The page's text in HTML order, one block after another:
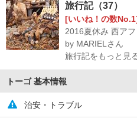
旅行記（37）
[いいね！の数
2016夏休み 西アフ
by MARIELさん
旅行記をもっと見
トーゴ 基本情報
治安・トラブル